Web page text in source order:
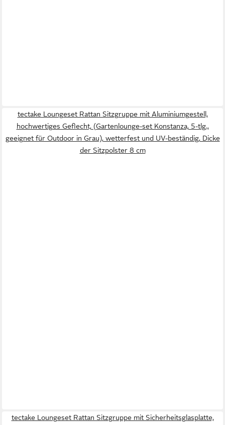
tectake Loungeset Rattan Sitzgruppe mit Aluminiumgestell,
hochwertiges Geflecht, (Gartenlounge-set Konstanza, 5-tlg.,
geeignet für Outdoor in Grau), wetterfest und UV-beständig, Dicke
der Sitzpolster 8 cm
tectake Loungeset Rattan Sitzgruppe mit Sicherheitsglasplatte,